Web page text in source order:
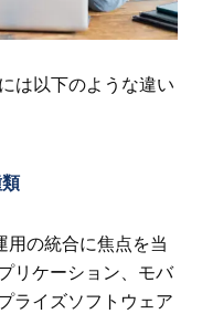
は以下のような違い
の統合に焦点を当
リケーション、モバ
ライズソフトウェア